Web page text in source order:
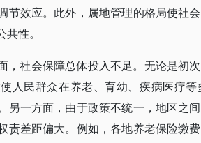
节效应。此外，属地管理的格局使社
性。
，社会保障总体投入不足。无论是初
人民群众在养老、育幼、疾病医疗
另一方面，由于政策不统一，地区之
责差距偏大。例如，各地养老保险缴